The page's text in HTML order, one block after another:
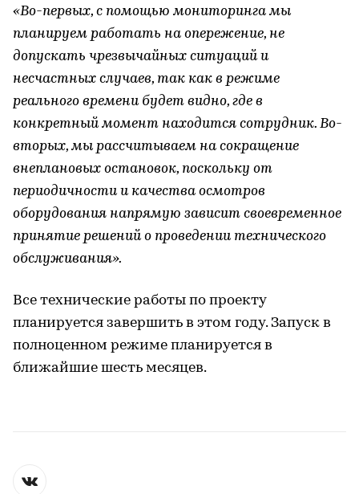
«Во-первых, с помощью мониторинга мы
планируем работать на опережение, не
допускать чрезвычайных ситуаций и
несчастных случаев, так как в режиме
реального времени будет видно, где в
конкретный момент находится сотрудник. Во-
вторых, мы рассчитываем на сокращение
внеплановых остановок, поскольку от
периодичности и качества осмотров
оборудования напрямую зависит своевременное
принятие решений о проведении технического
обслуживания».
Все технические работы по проекту
планируется завершить в этом году. Запуск в
полноценном режиме планируется в
ближайшие шесть месяцев.